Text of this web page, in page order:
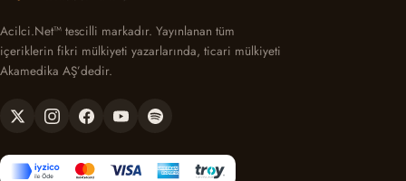
Acilci.Net™ tescilli markadır. Yayınlanan tüm
içeriklerin fikri mülkiyeti yazarlarında, ticari mülkiyeti
Akamedika AŞ’dedir.